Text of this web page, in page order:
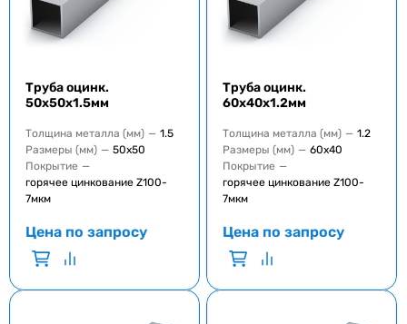
Труба оцинк.
50x50x1.5мм
Толщина металла (мм) — 1.5
Размеры (мм) — 50x50
Покрытие —
горячее цинкование Z100-
7мкм
Цена по запросу
Труба оцинк.
60x40x1.2мм
Толщина металла (мм) — 1.2
Размеры (мм) — 60x40
Покрытие —
горячее цинкование Z100-
7мкм
Цена по запросу